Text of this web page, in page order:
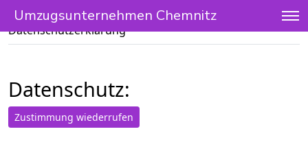
Umzugsunternehmen Chemnitz
Umzugsunternehmen Chemnitz»
Datenschutzerklärung
Datenschutz:
Zustimmung wiederrufen